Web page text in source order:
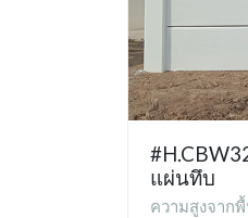
แผ่นทึบ
ความสูงจาก